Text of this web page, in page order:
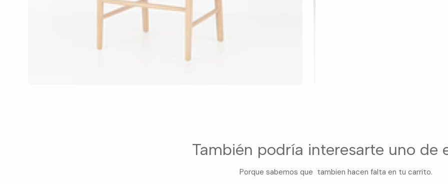
También podría interesarte uno de
Porque sabemos que tambien hacen falta en tu carrito.